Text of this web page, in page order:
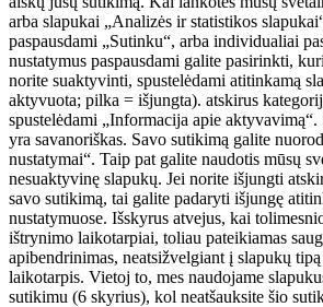
arba slapukai „Analizės ir statistikos
paspausdami „Sutinku“, arba individualiai
nustatymus paspausdami galite pasirinkti,
norite suaktyvinti, spustelėdami atitinkamą
aktyvuota; pilka = išjungta). atskirus
spustelėdami „Informacija apie
yra savanoriškas. Savo sutikimą galite
nustatymai“. Taip pat galite naudotis mūsų
nesuaktyvinę slapukų. Jei norite išjungti
savo sutikimą, tai galite padaryti išjungę
nustatymuose. Išskyrus atvejus, kai
ištrynimo laikotarpiai, toliau pateikiamas
apibendrinimas, neatsižvelgiant į slapukų
laikotarpis. Vietoj to, mes naudojame
sutikimu (6 skyrius), kol neatšauksite šio